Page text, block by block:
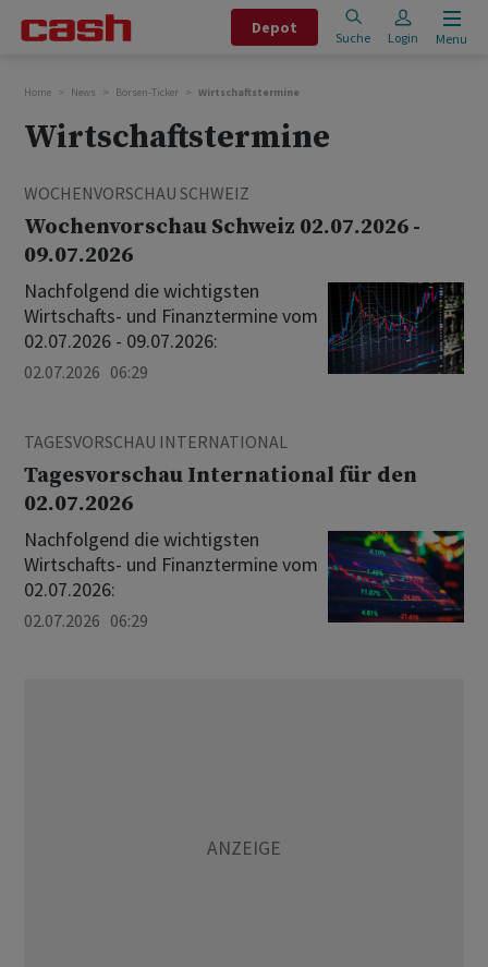
Depot
Suche Login Menu
Home News Börsen-Ticker Wirtschaftstermine
Wirtschaftstermine
WOCHENVORSCHAU SCHWEIZ
Wochenvorschau Schweiz 02.07.2026 -
09.07.2026
Nachfolgend die wichtigsten
Wirtschafts- und Finanztermine vom
02.07.2026 - 09.07.2026:
02.07.2026 06:29
TAGESVORSCHAU INTERNATIONAL
Tagesvorschau International für den
02.07.2026
Nachfolgend die wichtigsten
Wirtschafts- und Finanztermine vom
02.07.2026:
02.07.2026 06:29